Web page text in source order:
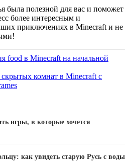
была полезной для вас и поможет
более интересным и
приключениях в Minecraft и не
food в Minecraft на начальной
комнат в Minecraft с
игры, в которые хочется
как увидеть старую Русь с воды